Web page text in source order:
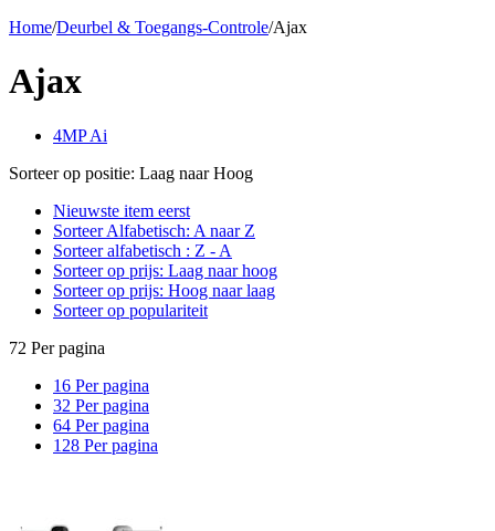
Home/Deurbel & Toegangs-Controle/Ajax
Ajax
4MP Ai
Sorteer op positie: Laag naar Hoog
Nieuwste item eerst
Sorteer Alfabetisch: A naar Z
Sorteer alfabetisch : Z - A
Sorteer op prijs: Laag naar hoog
Sorteer op prijs: Hoog naar laag
Sorteer op populariteit
72 Per pagina
16 Per pagina
32 Per pagina
64 Per pagina
128 Per pagina